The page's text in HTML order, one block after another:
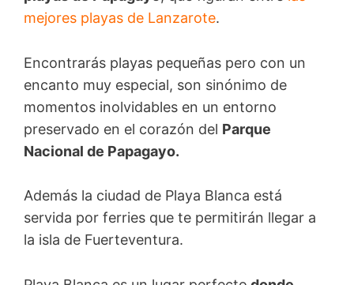
mejores playas de Lanzarote.
Encontrarás playas pequeñas pero con un
encanto muy especial, son sinónimo de
momentos inolvidables en un entorno
preservado en el corazón del Parque
Nacional de Papagayo.
Además la ciudad de Playa Blanca está
servida por ferries que te permitirán llegar a
la isla de Fuerteventura.